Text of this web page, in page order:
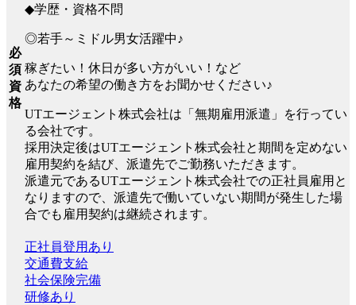
必
須
資
格
◆学歴・資格不問
◎若手～ミドル男女活躍中♪
稼ぎたい！休日が多い方がいい！など
あなたの希望の働き方をお聞かせください♪
UTエージェント株式会社は「無期雇用派遣」を行ってい
る会社です。
採用決定後はUTエージェント株式会社と期間を定めない
雇用契約を結び、派遣先でご勤務いただきます。
派遣元であるUTエージェント株式会社での正社員雇用と
なりますので、派遣先で働いていない期間が発生した場
合でも雇用契約は継続されます。
正社員登用あり
交通費支給
社会保険完備
研修あり